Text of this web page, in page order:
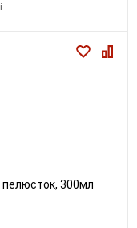
пелюсток, 300мл